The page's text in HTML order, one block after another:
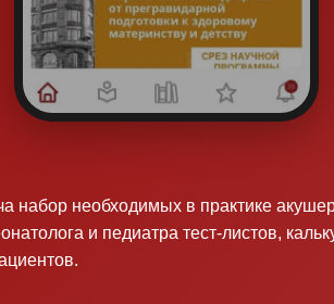
набор необходимых в практике
и педиатра тест-листов,